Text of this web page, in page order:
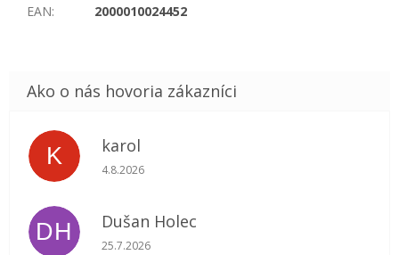
EAN: 2000010024452
K karol
Hodnotenie obchodu je 5 z 5 hviezdičiek.
4.8.2026
DH Dušan Holec
Hodnotenie obchodu je 5 z 5 hviezdičiek.
25.7.2026